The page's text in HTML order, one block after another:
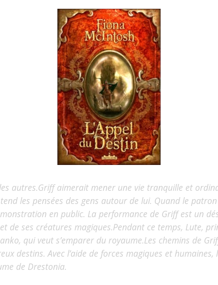
autres.Griff aimerait mener une vie tranquille et
les pensées des gens autour de lui. Quand le
en public. La performance de Griff est un
de ses créatures magiques.Pendant ce temps, Lute,
qui veut s’emparer du royaume.Les chemins de
destins. Avec l’aide de forces magiques et humaines,
de Drestonia.